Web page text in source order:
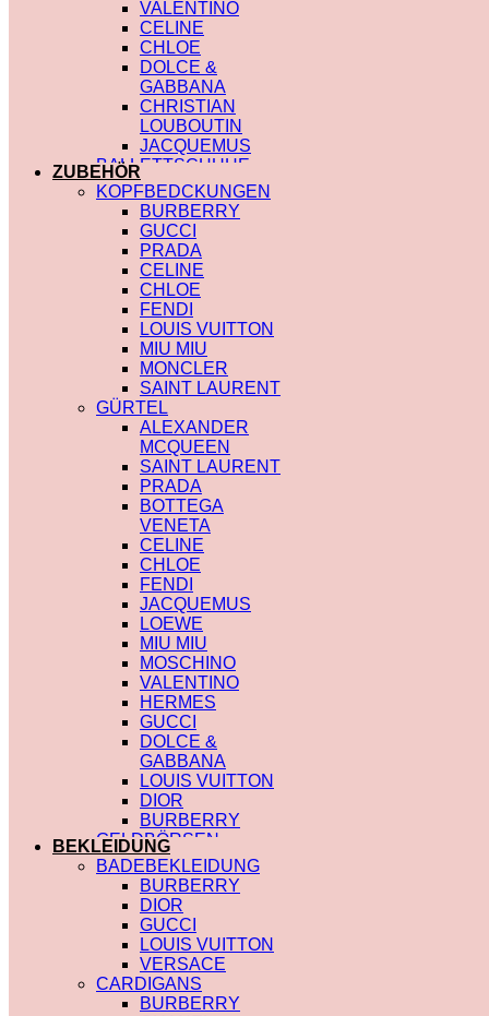
VALENTINO
CELINE
CHLOE
DOLCE &
GABBANA
CHRISTIAN
LOUBOUTIN
JACQUEMUS
BALLETTSCHUHE
LOUIS VUITTON
ZUBEHÖR
KOPFBEDCKUNGEN
BURBERRY
GUCCI
PRADA
CELINE
CHLOE
FENDI
LOUIS VUITTON
MIU MIU
MONCLER
SAINT LAURENT
GÜRTEL
ALEXANDER
MCQUEEN
SAINT LAURENT
PRADA
BOTTEGA
VENETA
CELINE
CHLOE
FENDI
JACQUEMUS
LOEWE
MIU MIU
MOSCHINO
VALENTINO
HERMES
GUCCI
DOLCE &
GABBANA
LOUIS VUITTON
DIOR
BURBERRY
GELDBÖRSEN
SAINT LAURENT
PRADA
HERMES
GUCCI
DIOR
CHLOE
FENDI
JACQUEMUS
BEKLEIDUNG
BADEBEKLEIDUNG
BURBERRY
DIOR
GUCCI
LOUIS VUITTON
VERSACE
CARDIGANS
BURBERRY